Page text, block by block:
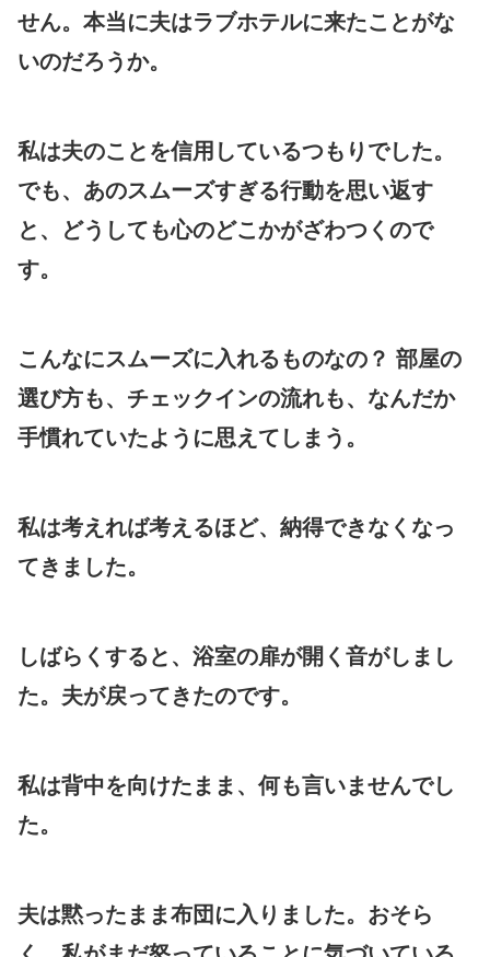
せん。本当に夫はラブホテルに来たことがな
いのだろうか。
私は夫のことを信用しているつもりでした。
でも、あのスムーズすぎる行動を思い返す
と、どうしても心のどこかがざわつくので
す。
こんなにスムーズに入れるものなの？ 部屋の
選び方も、チェックインの流れも、なんだか
手慣れていたように思えてしまう。
私は考えれば考えるほど、納得できなくなっ
てきました。
しばらくすると、浴室の扉が開く音がしまし
た。夫が戻ってきたのです。
私は背中を向けたまま、何も言いませんでし
た。
夫は黙ったまま布団に入りました。おそら